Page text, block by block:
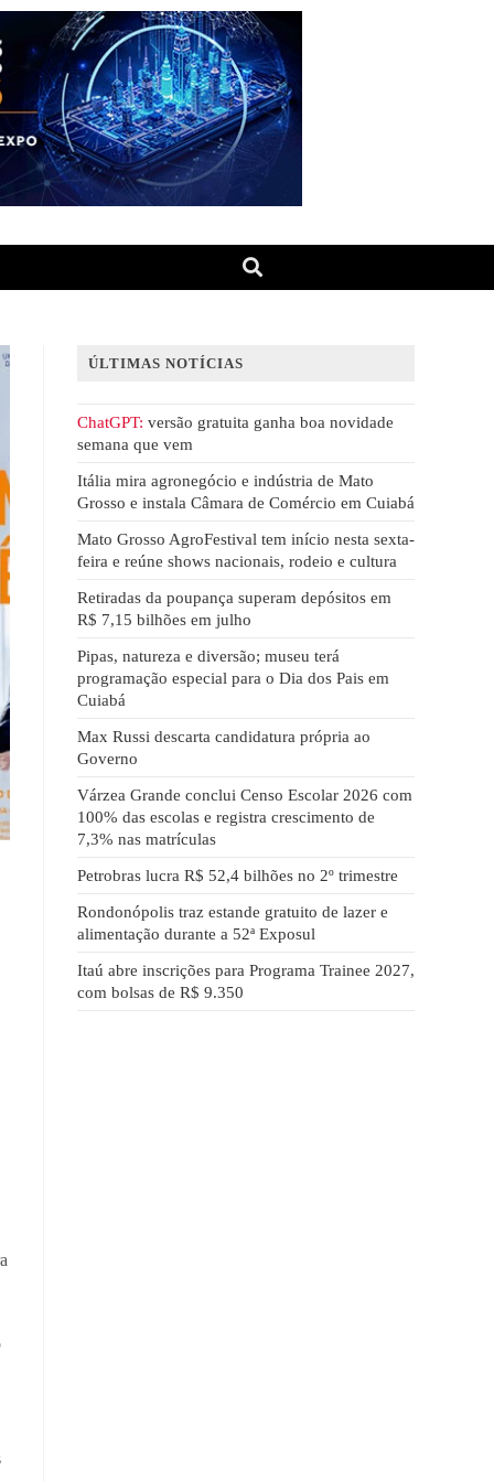
ÚLTIMAS NOTÍCIAS
ChatGPT: versão gratuita ganha boa novidade
semana que vem
Itália mira agronegócio e indústria de Mato
Grosso e instala Câmara de Comércio em Cuiabá
Mato Grosso AgroFestival tem início nesta sexta-
feira e reúne shows nacionais, rodeio e cultura
Retiradas da poupança superam depósitos em
R$ 7,15 bilhões em julho
Pipas, natureza e diversão; museu terá
programação especial para o Dia dos Pais em
Cuiabá
Max Russi descarta candidatura própria ao
Governo
Várzea Grande conclui Censo Escolar 2026 com
100% das escolas e registra crescimento de
7,3% nas matrículas
Petrobras lucra R$ 52,4 bilhões no 2º trimestre
Rondonópolis traz estande gratuito de lazer e
alimentação durante a 52ª Exposul
Itaú abre inscrições para Programa Trainee 2027,
com bolsas de R$ 9.350